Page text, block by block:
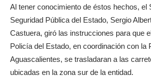
Al tener conocimiento de éstos hechos, el
Seguridad Pública del Estado, Sergio
Castuera, giró las instrucciones para que
Policía del Estado, en coordinación con la
Aguascalientes, se trasladaran a las
ubicadas en la zona sur de la entidad.